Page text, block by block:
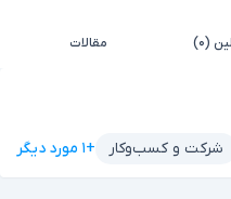
(۰) مقالات
شرکت و کسب‌وکار +۱ مورد دیگر